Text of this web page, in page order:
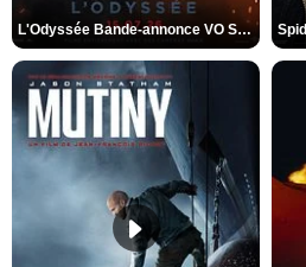
L'Odyssée Bande-annonce VO STFR